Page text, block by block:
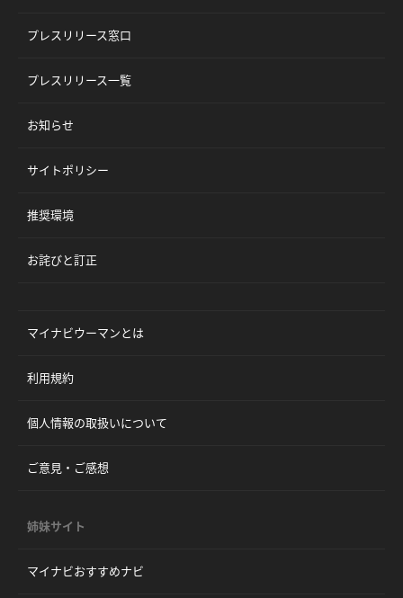
プレスリリース窓口
プレスリリース一覧
お知らせ
サイトポリシー
推奨環境
お詫びと訂正
マイナビウーマンとは
利用規約
個人情報の取扱いについて
ご意見・ご感想
姉妹サイト
マイナビおすすめナビ